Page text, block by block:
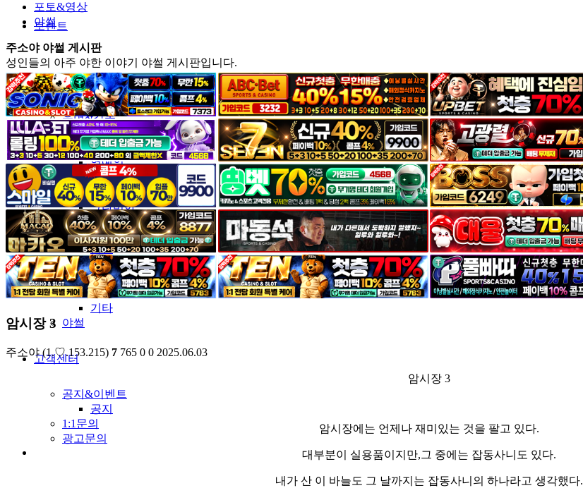
토렌트
커뮤니티
유머&감동
포토&영상
일반인
연예인
서양
모델
그라비아
코스프레
BJ
품번
후방주의
움짤
스포츠
기타
야썰
고객센터
공지&이벤트
공지
1:1문의
광고문의
포토&영상
야썰
주소야 야썰 게시판
성인들의 아주 야한 이야기 야썰 게시판입니다.
암시장 3
주소야 (1.♡.153.215) 7 765 0 0 2025.06.03
암시장 3
암시장에는 언제나 재미있는 것을 팔고 있다.
대부분이 실용품이지만,그 중에는 잡동사니도 있다.
내가 산 이 바늘도 그 날까지는 잡동사니의 하나라고 생각했다.